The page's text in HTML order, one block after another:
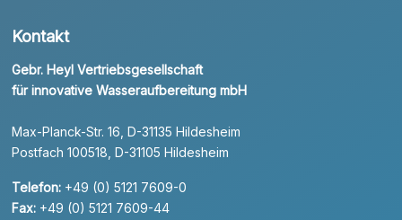
Kontakt
Gebr. Heyl Vertriebsgesellschaft
für innovative Wasseraufbereitung mbH
Max-Planck-Str. 16, D-31135 Hildesheim
Postfach 100518, D-31105 Hildesheim
Telefon: +49 (0) 5121 7609-0
Fax: +49 (0) 5121 7609-44